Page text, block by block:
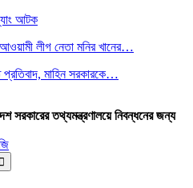
আটক
লীগ নেতা মনির খানের…
মাহিন সরকারকে…
সরকারের তথ্যমন্ত্রণালয়ে নিবন্ধনের জন্য